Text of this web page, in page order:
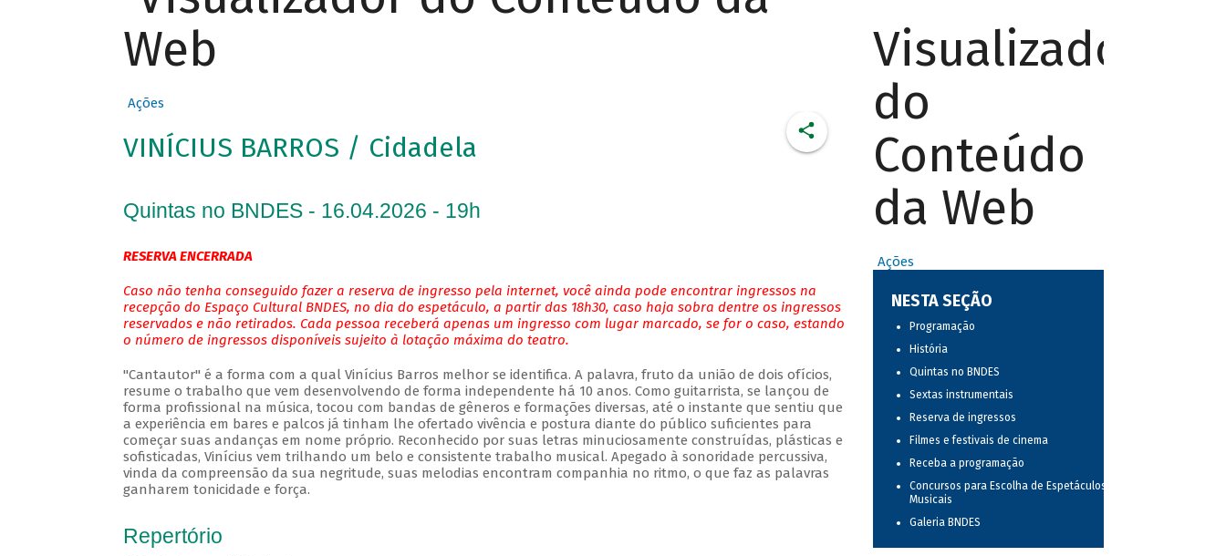
Web
Ações
VINÍCIUS BARROS / Cidadela
Quintas no BNDES - 16.04.2026 - 19h
RESERVA ENCERRADA
Caso não tenha conseguido fazer a reserva de ingresso pela internet, você ainda pode encontrar ingressos na
recepção do Espaço Cultural BNDES, no dia do espetáculo, a partir das 18h30, caso haja sobra dentre os ingressos
reservados e não retirados. Cada pessoa receberá apenas um ingresso com lugar marcado, se for o caso, estando
o número de ingressos disponíveis sujeito à lotação máxima do teatro.
"Cantautor" é a forma com a qual Vinícius Barros melhor se identifica. A palavra, fruto da união de dois ofícios,
resume o trabalho que vem desenvolvendo de forma independente há 10 anos. Como guitarrista, se lançou de
forma profissional na música, tocou com bandas de gêneros e formações diversas, até o instante que sentiu que
a experiência em bares e palcos já tinham lhe ofertado vivência e postura diante do público suficientes para
começar suas andanças em nome próprio. Reconhecido por suas letras minuciosamente construídas, plásticas e
sofisticadas, Vinícius vem trilhando um belo e consistente trabalho musical. Apegado à sonoridade percussiva,
vinda da compreensão da sua negritude, suas melodias encontram companhia no ritmo, o que faz as palavras
ganharem tonicidade e força.
Repertório
Visualizador
do
Conteúdo
da Web
Ações
NESTA SEÇÃO
Programação
História
Quintas no BNDES
Sextas instrumentais
Reserva de ingressos
Filmes e festivais de cinema
Receba a programação
Concursos para Escolha de Espetáculos
Musicais
Galeria BNDES